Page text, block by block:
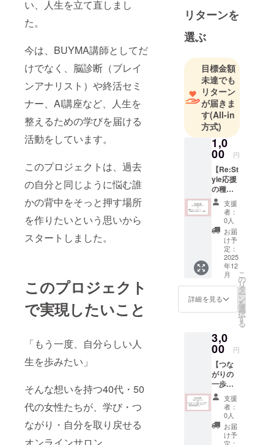
い、人生を立て直しまし
た。
今は、BUYMA講師としてだ
けでなく、脳診断（ブレイ
ンアナリスト）や終活セミ
ナー、AI講座など、人生を
整えるための学びを届ける
活動をしています。
このプロジェクトは、過去
の自分と同じように悩む誰
かの背中をそっと押す場所
を作りたいという思いから
スタートしました。
このプロジェクト
で実現したいこと
「もう一度、自分らしい人
生を歩みたい」
そんな想いを持つ40代・50
代の女性たちが、学び・つ
ながり・自分を取り戻せる
子育てをひ
とりで抱
え、「どう
生きていけ
ばいいんだ
ろう」と悩
む毎日を過
ごしていま
した。
そんな中、
BUYMAとい
う在宅でで
きる物販に
出会い、少
しずつ経済
的・精神的
な自立を取
り戻してき
ました。
その経験を
活かして、
現在は
販講師
✅ブレインア
ナリスト
（脳診断）
✅終活・エン
ディング
ノート講師
リターンを
選ぶ
目標金額
未達でも
リターン
が届きま
す(All-in
方式)
1,0
00 円
【Re:St
yle応援
の種プ
ラン】
感謝の
気持ち
を込め
てメー
ルをお
届けし
ます。
希望さ
れる方
は、プ
ロジェ
クト特
ジにお
名前を
掲載さ
せてい
ただき
ます。
・掲載
期間：
事業が
存続す
る限り
支援
者：
0人
お届
け予
定：
2025
年12
月
詳細を見る
こ
の
リ
タ
ー
ン
を
選
択
す
る
3,0
00 円
【つな
がりの
一歩プ
ラン】
オンラ
インお
話会
（Zoom
）への
支援
者：
0人
お届
け予